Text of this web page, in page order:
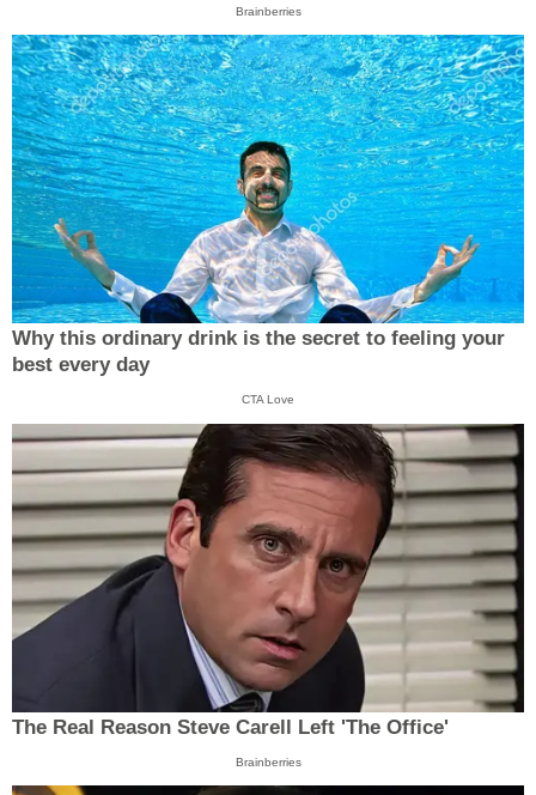
Brainberries
Why this ordinary drink is the secret to feeling your
best every day
CTA Love
The Real Reason Steve Carell Left 'The Office'
Brainberries